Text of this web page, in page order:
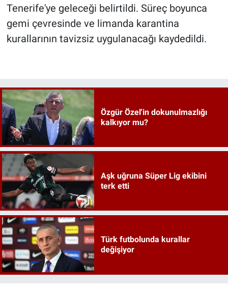
Tenerife'ye geleceği belirtildi. Süreç boyunca
gemi çevresinde ve limanda karantina
kurallarının tavizsiz uygulanacağı kaydedildi.
Özgür Özel'in dokunulmazlığı
kalkıyor mu?
Aşk uğruna Süper Lig ekibini
terk etti
Türk futbolunda kurallar
değişiyor